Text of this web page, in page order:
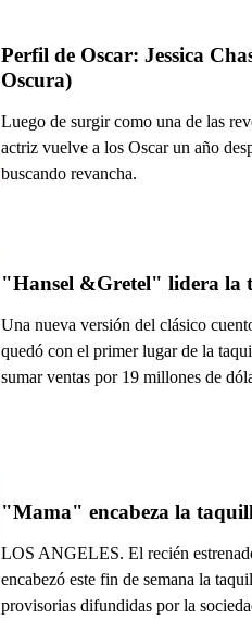
Perfil de Oscar: Jessica
Oscura)
Luego de surgir como una de las
actriz vuelve a los Oscar un año
buscando revancha.
"Hansel &Gretel" lidera la
Una nueva versión del clásico
quedó con el primer lugar de la
sumar ventas por 19 millones de
"Mama" encabeza la
LOS ANGELES. El recién
encabezó este fin de semana la
provisorias difundidas por la